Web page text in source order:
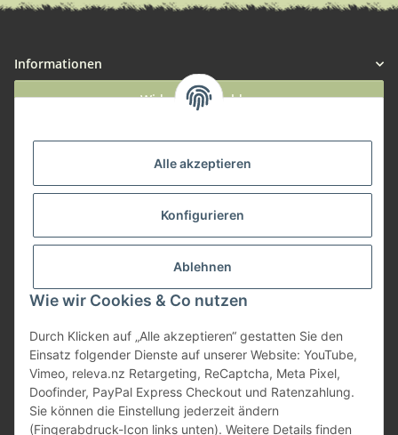
Alle akzeptieren
Konfigurieren
Ablehnen
Wie wir Cookies & Co nutzen
Durch Klicken auf „Alle akzeptieren“ gestatten Sie den
Einsatz folgender Dienste auf unserer Website: YouTube,
Vimeo, releva.nz Retargeting, ReCaptcha, Meta Pixel,
Doofinder, PayPal Express Checkout und Ratenzahlung.
Sie können die Einstellung jederzeit ändern
(Fingerabdruck-Icon links unten). Weitere Details finden
Informationen
Widerruf anmelden
Zahlungsmöglichkeiten